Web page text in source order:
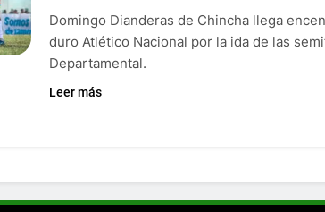
Domingo Dianderas de Chincha llega
duro Atlético Nacional por la ida de las
Departamental.
Leer más